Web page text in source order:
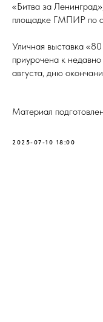
«Битва за
площадке ГМПИР по
Уличная выставка
приурочена к
августа, дню
Материал
2025-07-10 18:00